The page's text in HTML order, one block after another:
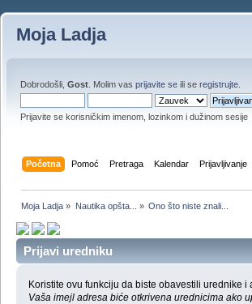
Moja Ladja
Dobrodošli, Gost . Molim vas prijavite se ili se registrujte
Prijavite se korisničkim imenom, lozinkom i dužinom sesije
Početna Pomoć Pretraga Kalendar Prijavljivanje
Moja Ladja » Nautika opšta... » Ono što niste znali...
Prijavi uredniku
Koristite ovu funkciju da biste obavestili urednike
Vaša imejl adresa biće otkrivena urednicima ako